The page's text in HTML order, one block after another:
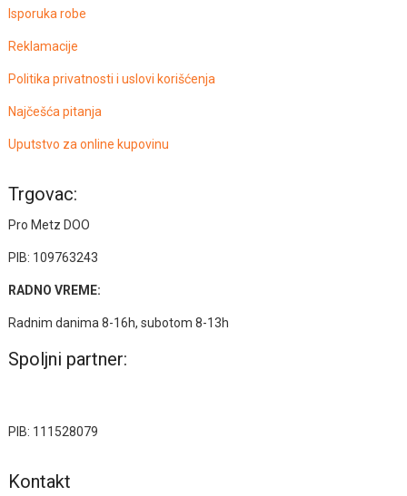
Isporuka robe
Reklamacije
Politika privatnosti i uslovi korišćenja
Najčešća pitanja
Uputstvo za online kupovinu
Trgovac:
Pro Metz DOO
PIB: 109763243
RADNO VREME:
Radnim danima 8-16h, subotom 8-13h
Spoljni partner:
PIB: 111528079
Kontakt